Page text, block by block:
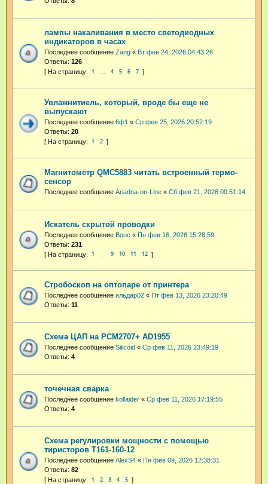
лампы накаливания в место светодиодных
индикаторов в часах
Последнее сообщение Zang « Вт фев 24, 2026 04:43:26
Ответы: 126
1 … 4 5 6 7
Увлажнитиель, который, вроде бы еще не
выпускают
Последнее сообщение 6ф1 « Ср фев 25, 2026 20:52:19
Ответы: 20
1 2
Магнитометр QMC5883 читать встроенный термо-
сенсор
Последнее сообщение Ariadna-on-Line « Сб фев 21, 2026 00:51:14
Искатель скрытой проводки
Последнее сообщение Booc « Пн фев 16, 2026 15:28:59
Ответы: 231
1 9 10 11 12
Стробоскоп на оптопаре от принтера
Последнее сообщение ильдар02 « Пт фев 13, 2026 23:20:49
Ответы: 11
Схема ЦАП на PCM2707+ AD1955
Последнее сообщение Silicoid « Ср фев 11, 2026 23:49:19
Ответы: 4
точечная сварка
Последнее сообщение kollaider « Ср фев 11, 2026 17:19:55
Ответы: 4
Схема регулировки мощности с помощью
тиристоров Т161-160-12
Последнее сообщение AlexS4 « Пн фев 09, 2026 12:38:31
Ответы: 82
1 2 3 4 5